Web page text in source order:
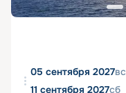
05 сентября 2027вс
11 сентября 2027сб